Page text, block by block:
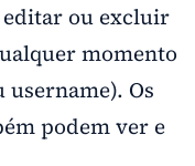
editar ou excluir
momento
username). Os
podem ver e